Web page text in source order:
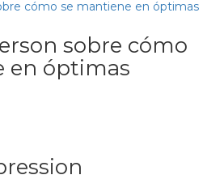
sobre cómo
en óptimas